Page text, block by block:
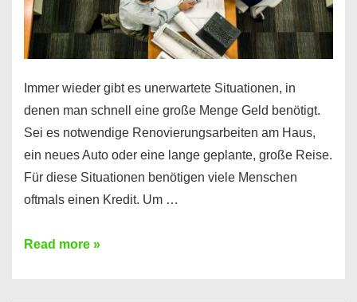
Immer wieder gibt es unerwartete Situationen, in
denen man schnell eine große Menge Geld benötigt.
Sei es notwendige Renovierungsarbeiten am Haus,
ein neues Auto oder eine lange geplante, große Reise.
Für diese Situationen benötigen viele Menschen
oftmals einen Kredit. Um …
Brauchen
Read more »